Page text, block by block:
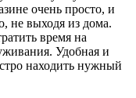
очень просто, и
не выходя из дома.
время на
Удобная и
находить нужный